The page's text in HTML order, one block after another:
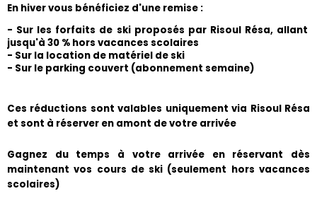
En hiver vous bénéficiez d'une remise :
- Sur les forfaits de ski proposés par Risoul Résa, allant
jusqu'à 30 % hors vacances scolaires
- Sur la location de matériel de ski
- Sur le parking couvert (abonnement semaine)
​Ces réductions sont valables uniquement via Risoul Résa
et sont à réserver en amont de votre arrivée
Gagnez du temps à votre arrivée en réservant dès
maintenant vos cours de ski (seulement hors vacances
scolaires)